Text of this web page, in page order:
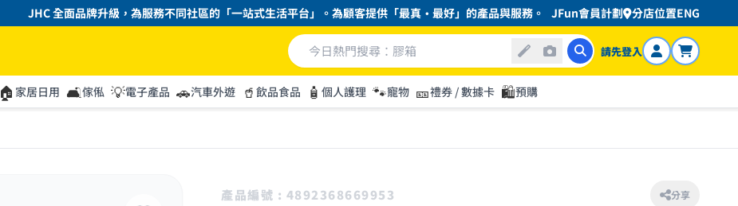
JHC 全面品牌升級，為服務不同社區的「一站式生活平台」。為顧客提供「最真・最好」的產品與服務。 JFun會員計劃 分店位置ENG
請先登入
🏠 家居日用 🛋️傢俬 💡電子產品 🚗汽車外遊 🥤 飲品食品 🧴 個人護理 🐾寵物 🎫禮券 / 數據卡 🛍️預購
產品編號 : 4892368669953 分享